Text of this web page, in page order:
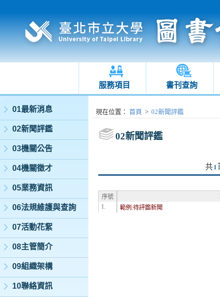
服務項目 書刊查詢
:::
01最新消息
02新聞評鑑
03機關公告
04機關徵才
05業務資訊
06法規維護與查詢
07活動花絮
08主管簡介
09組織架構
10聯絡資訊
:::現在位置 ： 首頁 > 02新聞評鑑
02新聞評鑑
共 1
序號
1.
範例:待評鑑新聞